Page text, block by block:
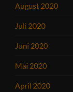
August 2020
Juli 2020
Juni 2020
Mai 2020
April 2020